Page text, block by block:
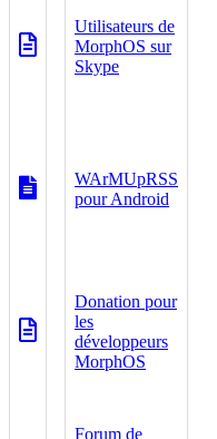
Utilisateurs de
MorphOS sur
Skype
WArMUpRSS
pour Android
Donation pour
les
développeurs
MorphOS
Forum de